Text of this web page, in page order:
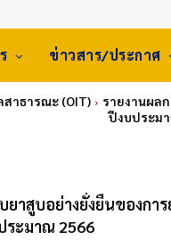
ข่าวสาร/ประกาศ
าธารณะ (OIT)
รายงานผล
ปีงบประม
าสูบอย่างยั่งยืนของกา
ระมาณ 2566